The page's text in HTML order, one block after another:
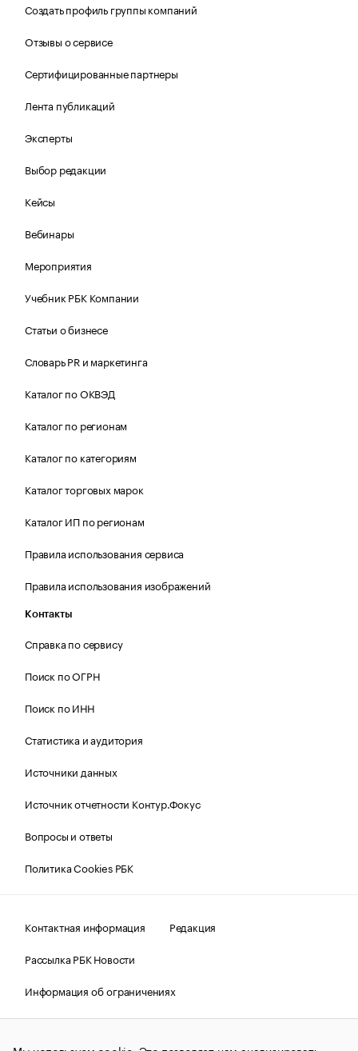
Создать профиль группы компаний
Отзывы о сервисе
Сертифицированные партнеры
Лента публикаций
Эксперты
Выбор редакции
Кейсы
Вебинары
Мероприятия
Учебник РБК Компании
Статьи о бизнесе
Словарь PR и маркетинга
Каталог по ОКВЭД
Каталог по регионам
Каталог по категориям
Каталог торговых марок
Каталог ИП по регионам
Правила использования сервиса
Правила использования изображений
Контакты
Справка по сервису
Поиск по ОГРН
Поиск по ИНН
Статистика и аудитория
Источники данных
Источник отчетности Контур.Фокус
Вопросы и ответы
Политика Cookies РБК
Контактная информация
Редакция
Рассылка РБК Новости
Информация об ограничениях
Правовая информация
О соблюдении авторских прав